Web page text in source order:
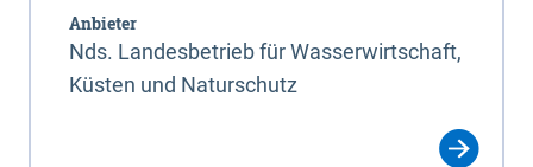
Anbieter
Nds. Landesbetrieb für Wasserwirtschaft,
Küsten und Naturschutz